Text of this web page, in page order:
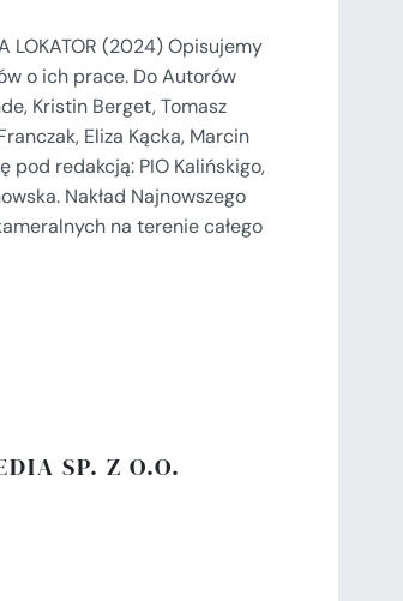
LOKATOR (2024) Opisujemy
o ich prace. Do Autorów
Kristin Berget, Tomasz
Eliza Kącka, Marcin
pod redakcją: PIO Kalińskigo,
Nakład Najnowszego
na terenie całego
SP. Z O.O.